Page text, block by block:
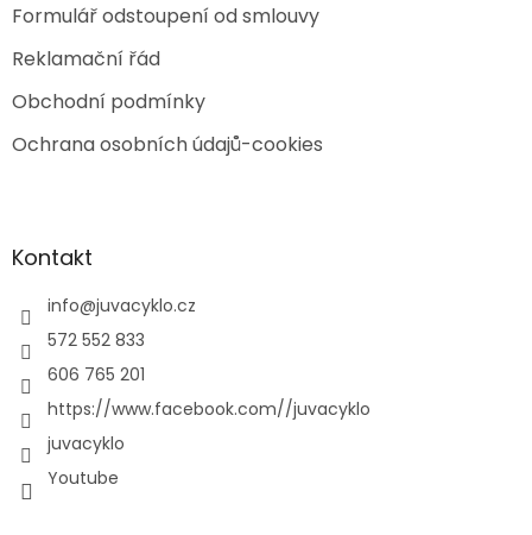
Formulář odstoupení od smlouvy
Reklamační řád
Obchodní podmínky
Ochrana osobních údajů-cookies
Kontakt
info@juvacyklo.cz
572 552 833
606 765 201
https://www.facebook.com//juvacyklo
juvacyklo
Youtube